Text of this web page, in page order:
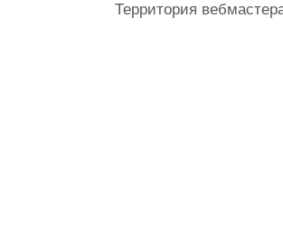
Территория